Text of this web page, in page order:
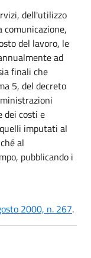
dell'utilizzo
comunicazione,
del lavoro, le
ad
finali che
5, del decreto
dei costi e
imputati al
al
pubblicando i
2000, n. 267.